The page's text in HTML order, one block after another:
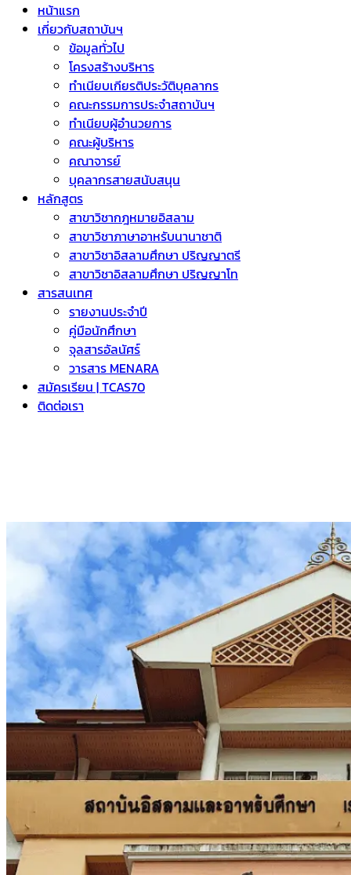
หน้าแรก
เกี่ยวกับสถาบันฯ
ข้อมูลทั่วไป
โครงสร้างบริหาร
ทำเนียบเกียรติประวัติบุคลากร
คณะกรรมการประจำสถาบันฯ
ทำเนียบผู้อำนวยการ
คณะผู้บริหาร
คณาจารย์
บุคลากรสายสนับสนุน
หลักสูตร
สาขาวิชากฎหมายอิสลาม
สาขาวิชาภาษาอาหรับนานาชาติ
สาขาวิชาอิสลามศึกษา ปริญญาตรี
สาขาวิชาอิสลามศึกษา ปริญญาโท
สารสนเทศ
รายงานประจำปี
คู่มือนักศึกษา
จุลสารอัลนัศร์
วารสาร MENARA
สมัครเรียน | TCAS70
ติดต่อเรา